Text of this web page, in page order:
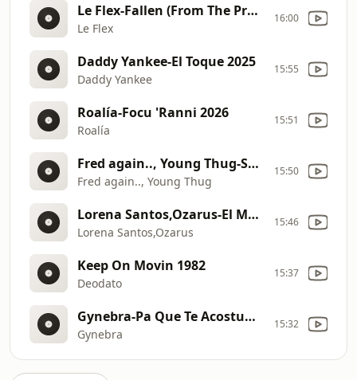
Le Flex-Fallen (From The Pretty Woman Soundtrack) 2026
Le Flex
16:00
Daddy Yankee-El Toque 2025
Daddy Yankee
15:55
Roalía-Focu 'Ranni 2026
Roalía
15:51
Fred again.., Young Thug-Scared 2026
Fred again.., Young Thug
15:50
Lorena Santos,Ozarus-El Mejor Regalo 2026
Lorena Santos,Ozarus
15:46
Keep On Movin 1982
Deodato
15:37
Gynebra-Pa Que Te Acostumbres 2026
Gynebra
15:32